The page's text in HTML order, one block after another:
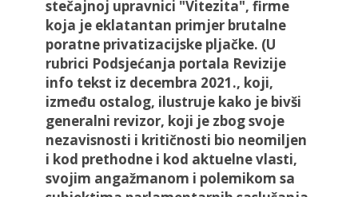
stečajnoj upravnici "Vitezita", firme
koja je eklatantan primjer brutalne
poratne privatizacijske pljačke. (U
rubrici Podsjećanja portala Revizije
info tekst iz decembra 2021., koji,
između ostalog, ilustruje kako je bivši
generalni revizor, koji je zbog svoje
nezavisnosti i kritičnosti bio neomiljen
i kod prethodne i kod aktuelne vlasti,
svojim angažmanom i polemikom sa